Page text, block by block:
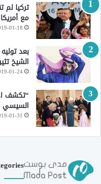
تركيا
مع
01-18
بعد
الشيخ
01-24
“تكشف
السيسي
01-31